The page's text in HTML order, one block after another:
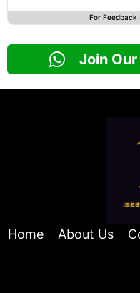
For Feedback
Join
Home About Us